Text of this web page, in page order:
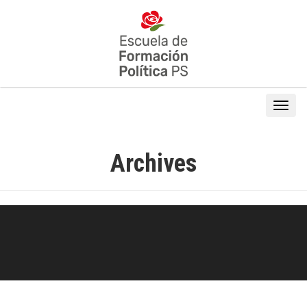
Archives